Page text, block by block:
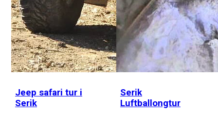
Jeep safari tur i
Serik
Serik
Luftballongtur